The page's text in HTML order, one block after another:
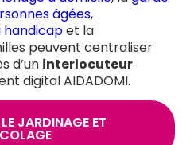
âgées,
et la
peuvent centraliser
d’un interlocuteur
digital AIDADOMI.
JARDINAGE ET